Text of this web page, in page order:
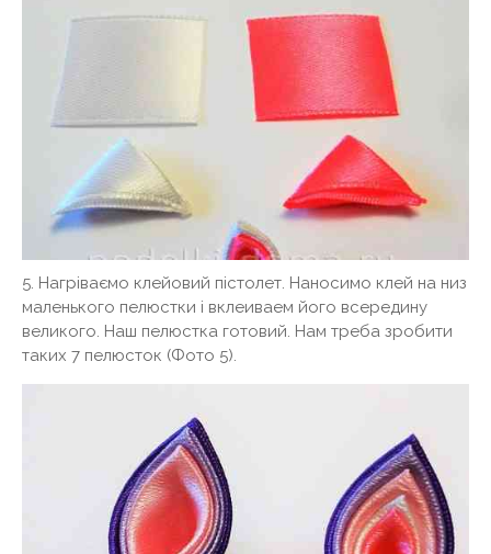
5. Нагріваємо клейовий пістолет. Наносимо клей на низ
маленького пелюстки і вклеиваем його всередину
великого. Наш пелюстка готовий. Нам треба зробити
таких 7 пелюсток (Фото 5).